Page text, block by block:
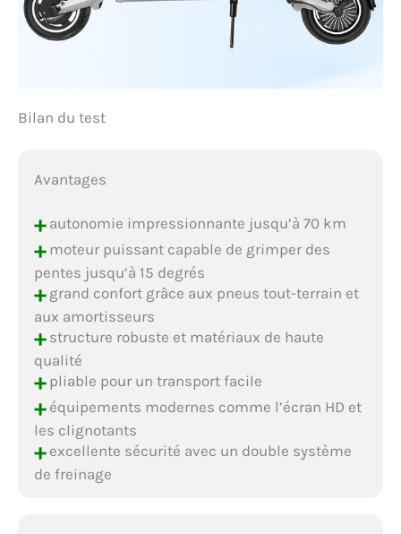
Bilan du test
Avantages
+autonomie impressionnante jusqu’à 70 km
+moteur puissant capable de grimper des
pentes jusqu’à 15 degrés
+grand confort grâce aux pneus tout-terrain et
aux amortisseurs
+structure robuste et matériaux de haute
qualité
+pliable pour un transport facile
+équipements modernes comme l’écran HD et
les clignotants
+excellente sécurité avec un double système
de freinage